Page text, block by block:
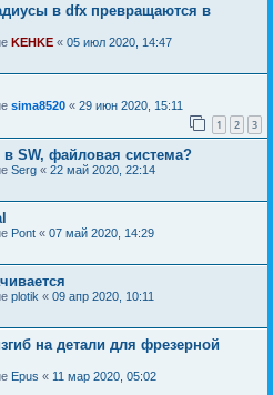
в dfx превращаются в
KEHKE « 05 июл 2020, 14:47
sima8520 « 29 июн 2020, 15:11
1 2 3
в SW, файловая система?
Serg « 22 май 2020, 22:14
Pont « 07 май 2020, 14:29
plotik « 09 апр 2020, 10:11
на детали для фрезерной
Epus « 11 мар 2020, 05:02